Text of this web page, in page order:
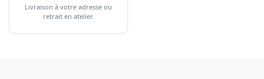
Livraison à votre adresse ou
retrait en atelier.